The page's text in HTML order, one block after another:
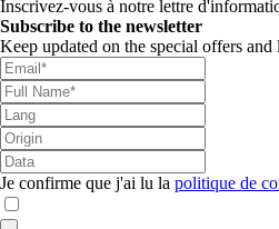
Inscrivez-vous à notre lettre
Subscribe to the newsletter
Keep updated on the special offers
Je confirme que j'ai lu la politique de